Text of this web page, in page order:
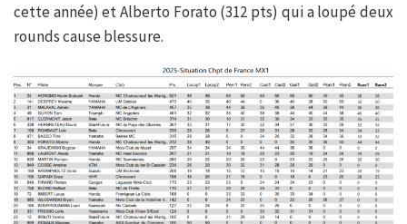
cette année) et Alberto Forato (312 pts) qui a loupé deux
rounds cause blessure.